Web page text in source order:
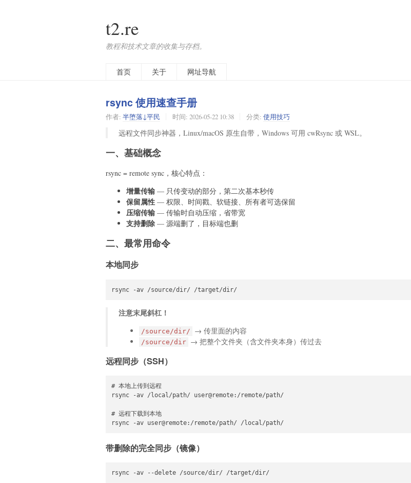
t2.re
教程和技术文章的收集与存档。
首页
关于 网址导航
rsync 使用速查手册
作者: 半堕落↓平民 时间: 2026-05-22 10:38 分类: 使用技巧
远程文件同步神器，Linux/macOS 原生自带，Windows 可用 cwRsync 或 WSL。
一、基础概念
rsync = remote sync，核心特点：
增量传输 — 只传变动的部分，第二次基本秒传
保留属性 — 权限、时间戳、软链接、所有者可选保留
压缩传输 — 传输时自动压缩，省带宽
支持删除 — 源端删了，目标端也删
二、最常用命令
本地同步
rsync -av /source/dir/ /target/dir/
注意末尾斜杠！
/source/dir/ → 传里面的内容
/source/dir → 把整个文件夹（含文件夹本身）传过去
远程同步（SSH）
# 本地上传到远程
rsync -av /local/path/ user@remote:/remote/path/
# 远程下载到本地
rsync -av user@remote:/remote/path/ /local/path/
带删除的完全同步（镜像）
rsync -av --delete /source/dir/ /target/dir/